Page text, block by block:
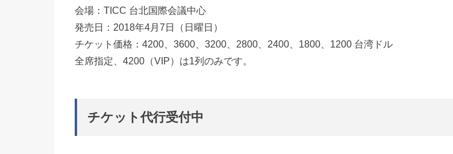
会場：TICC 台北国際会議中心
発売日：2018年4月7日（日曜日）
チケット価格：4200、3600、3200、2800、2400、1800、1200 台湾ドル
全席指定、4200（VIP）は1列のみです。
チケット代行受付中